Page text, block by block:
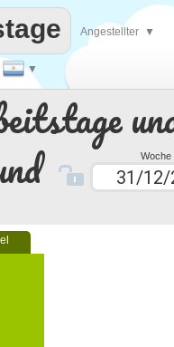
Woche
▼
Angestellter ▼